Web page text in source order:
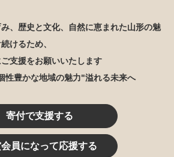
、歴史と文化、自然に恵まれた山形の魅
けるため、
支援をお願いいたします
性豊かな地域の魅力"溢れる未来へ
寄付で支援する
員になって応援する